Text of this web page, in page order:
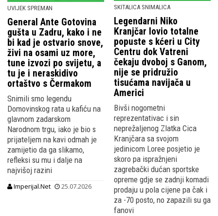
UVIJEK SPREMAN
General Ante Gotovina
gušta u Zadru, kako i ne
bi kad je ostvario snove,
živi na osami uz more,
tune izvozi po svijetu, a
tu je i neraskidivo
ortaštvo s Čermakom
Snimili smo legendu
Domovinskog rata u kafiću na
glavnom zadarskom
Narodnom trgu, iako je bio s
prijateljem na kavi odmah je
zamijetio da ga slikamo,
refleksi su mu i dalje na
najvišoj razini
Imperijal.Net 25.07.2026
SKITALICA SNIMALICA
Legendarni Niko
Kranjčar lovio totalne
popuste s kćeri u City
Centru dok Vatreni
čekaju dvoboj s Ganom,
nije se pridružio
tisućama navijača u
Americi
Bivši nogometni
reprezentativac i sin
neprežaljenog Zlatka Cica
Kranjčara sa svojom
jedinicom Loree posjetio je
skoro pa ispražnjeni
zagrebački dućan sportske
opreme gdje se zadnji komadi
prodaju u pola cijene pa čak i
za -70 posto, no zapazili su ga
fanovi